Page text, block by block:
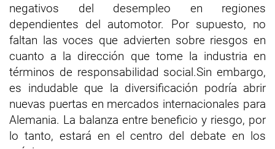
negativos del desempleo en regiones
dependientes del automotor. Por supuesto, no
faltan las voces que advierten sobre riesgos en
cuanto a la dirección que tome la industria en
términos de responsabilidad social.Sin embargo,
es indudable que la diversificación podría abrir
nuevas puertas en mercados internacionales para
Alemania. La balanza entre beneficio y riesgo, por
lo tanto, estará en el centro del debate en los